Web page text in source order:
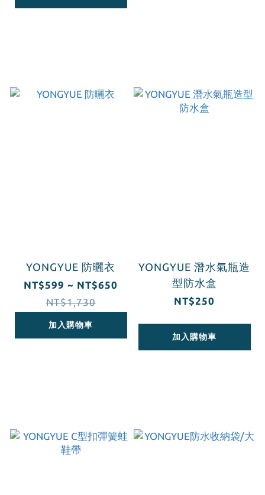
YONGYUE 防曬衣
NT$599 ~ NT$650
NT$1,730
加入購物車
YONGYUE 潛水氣瓶造
型防水盒
NT$250
加入購物車